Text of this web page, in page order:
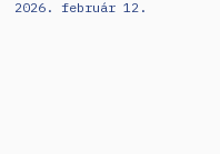
2026. február 12.